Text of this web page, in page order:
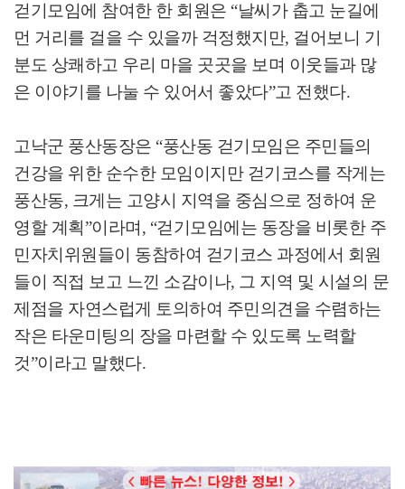
걷기모임에 참여한 한 회원은 “날씨가 춥고 눈길에
먼 거리를 걸을 수 있을까 걱정했지만, 걸어보니 기
분도 상쾌하고 우리 마을 곳곳을 보며 이웃들과 많
은 이야기를 나눌 수 있어서 좋았다”고 전했다.
고낙군 풍산동장은 “풍산동 걷기모임은 주민들의
건강을 위한 순수한 모임이지만 걷기코스를 작게는
풍산동, 크게는 고양시 지역을 중심으로 정하여 운
영할 계획”이라며, “걷기모임에는 동장을 비롯한 주
민자치위원들이 동참하여 걷기코스 과정에서 회원
들이 직접 보고 느낀 소감이나, 그 지역 및 시설의 문
제점을 자연스럽게 토의하여 주민의견을 수렴하는
작은 타운미팅의 장을 마련할 수 있도록 노력할
것”이라고 말했다.